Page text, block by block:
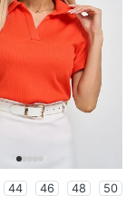
44 46 48 50